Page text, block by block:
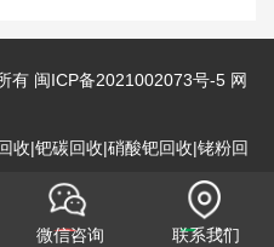
有 闽ICP备2021002073号-5 网
收|钯碳回收|硝酸钯回收|铑粉回
收|钯粉回收|银浆布回收|银焊条
您服务!
微信咨询 联系我们